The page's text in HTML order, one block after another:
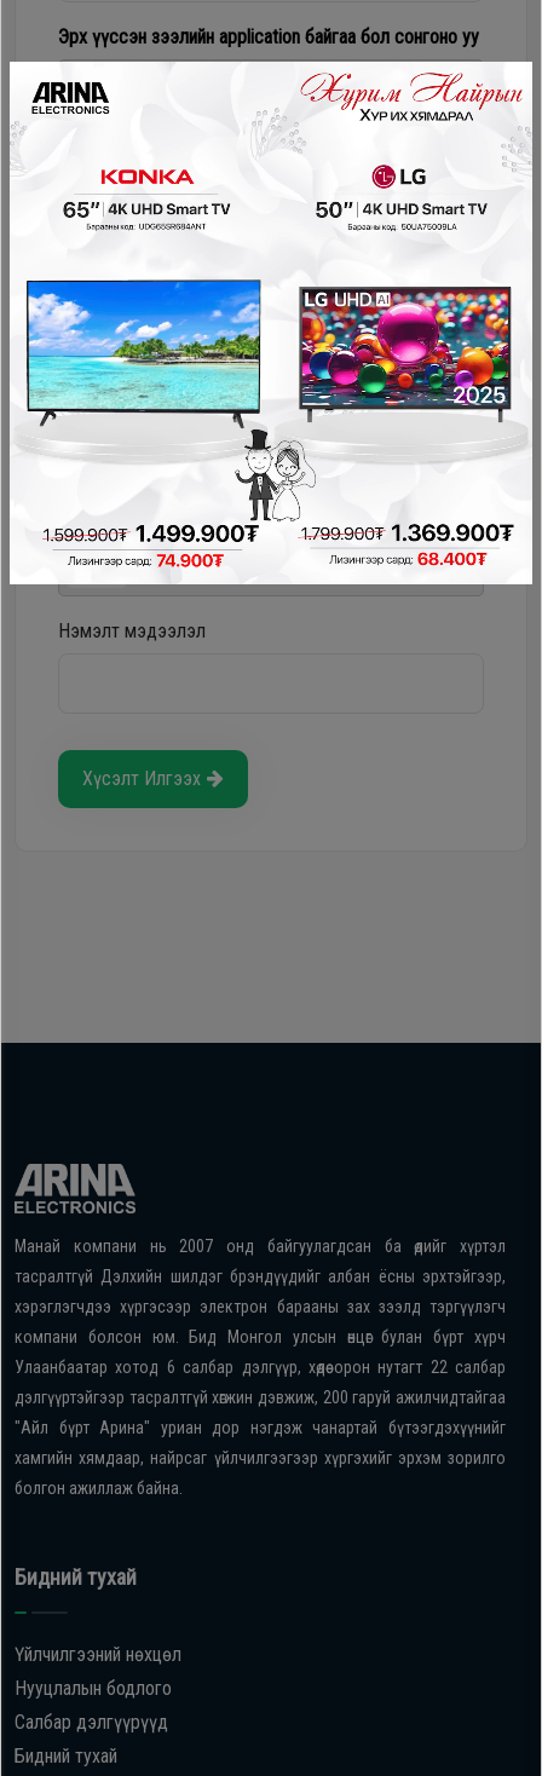
хэрэгсэл
Эрх үүссэн зээлийн application байгаа бол сонгоно уу
Соно сонгодог зээл
PayOn - LeaseOn
NetPay - Шимтгэлгүй ав, хүүгүй төл
Pocket - урьдчилгаагүй, шимтгэлгүй
Storepay - урьдчилгаагүй, хүүгүй, шимтгэлгүй
Нэмэлт мэдээлэл
Хүсэлт Илгээх
Манай компани нь 2007 онд байгуулагдсан ба өдийг хүртэл
тасралтгүй Дэлхийн шилдэг брэндүүдийг албан ёсны эрхтэйгээр,
хэрэглэгчдээ хүргэсээр электрон барааны зах зээлд тэргүүлэгч
компани болсон юм. Бид Монгол улсын өнцөг булан бүрт хүрч
Улаанбаатар хотод 6 салбар дэлгүүр, хөдөө орон нутагт 22 салбар
дэлгүүртэйгээр тасралтгүй хөгжин дэвжиж, 200 гаруй ажилчидтайгаа
"Айл бүрт Арина" уриан дор нэгдэж чанартай бүтээгдэхүүнийг
хамгийн хямдаар, найрсаг үйлчилгээгээр хүргэхийг эрхэм зорилго
болгон ажиллаж байна.
Бидний тухай
Үйлчилгээний нөхцөл
Нууцлалын бодлого
Салбар дэлгүүрүүд
Бидний тухай